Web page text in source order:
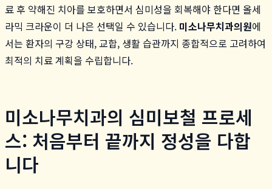
료 후 약해진 치아를 보호하면서 심미성을 회복해야 한다면 올세
라믹 크라운이 더 나은 선택일 수 있습니다. 미소나무치과의원에
서는 환자의 구강 상태, 교합, 생활 습관까지 종합적으로 고려하여
최적의 치료 계획을 수립합니다.
미소나무치과의 심미보철 프로세
스: 처음부터 끝까지 정성을 다합
니다